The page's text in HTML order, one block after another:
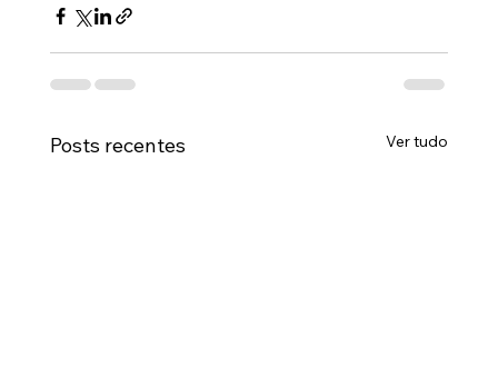
Posts recentes Ver tudo